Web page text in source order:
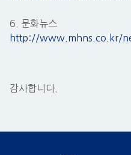
6. 문화뉴스
http://www.mhns.co.kr/
감사합니다.